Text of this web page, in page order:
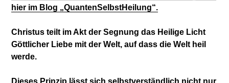
hier im Blog „QuantenSelbstHeilung“.
Christus teilt im Akt der Segnung das Heilige Licht
Göttlicher Liebe mit der Welt, auf dass die Welt heil
werde.
Dieses Prinzip lässt sich selbstverständlich nicht nur